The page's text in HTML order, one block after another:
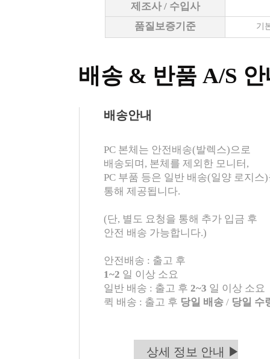
배송 & 반품 A/S
PC 본체는 안전배송(발렉스)으로
배송되며, 본체를 제외한 모니터,
PC 부품 등은 일반 배송(일양 로지스
통해 제공됩니다.
(단, 별도 요청을 통해 추가 입금 후
안전 배송 가능합니다.)
안전배송 : 출고 후
1~2 일 이상 소요
일반 배송 : 출고 후 2~3 일 이상 소요
퀵 배송 : 출고 후 당일 배송 / 당일 수
배송안내
상세 정보 안내 ▶
제조사 / 수입사
품질보증기준
기